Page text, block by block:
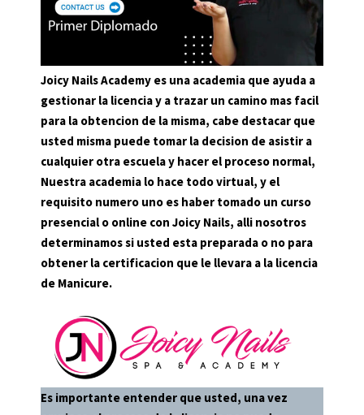
Joicy Nails Academy es una academia que ayuda a
gestionar la licencia y a trazar un camino mas facil
para la obtencion de la misma, cabe destacar que
usted misma puede tomar la decision de asistir a
cualquier otra escuela y hacer el proceso normal,
Nuestra academia lo hace todo virtual, y el
requisito numero uno es haber tomado un curso
presencial o online con Joicy Nails, alli nosotros
determinamos si usted esta preparada o no para
obtener la certificacion que le llevara a la licencia
de Manicure.
Es importante entender que usted, una vez